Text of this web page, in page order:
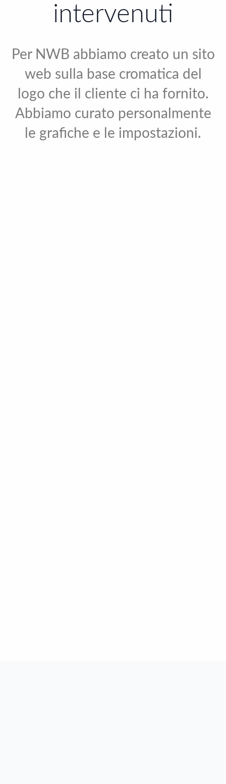
intervenuti
Per NWB abbiamo creato un sito
web sulla base cromatica del
logo che il cliente ci ha fornito.
Abbiamo curato personalmente
le grafiche e le impostazioni.